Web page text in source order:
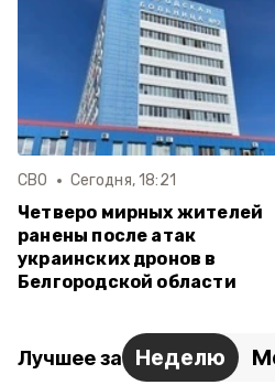
СВО Сегодня, 18:21
Четверо мирных жителей
ранены после атак
украинских дронов в
Белгородской области
Лучшее за Неделю